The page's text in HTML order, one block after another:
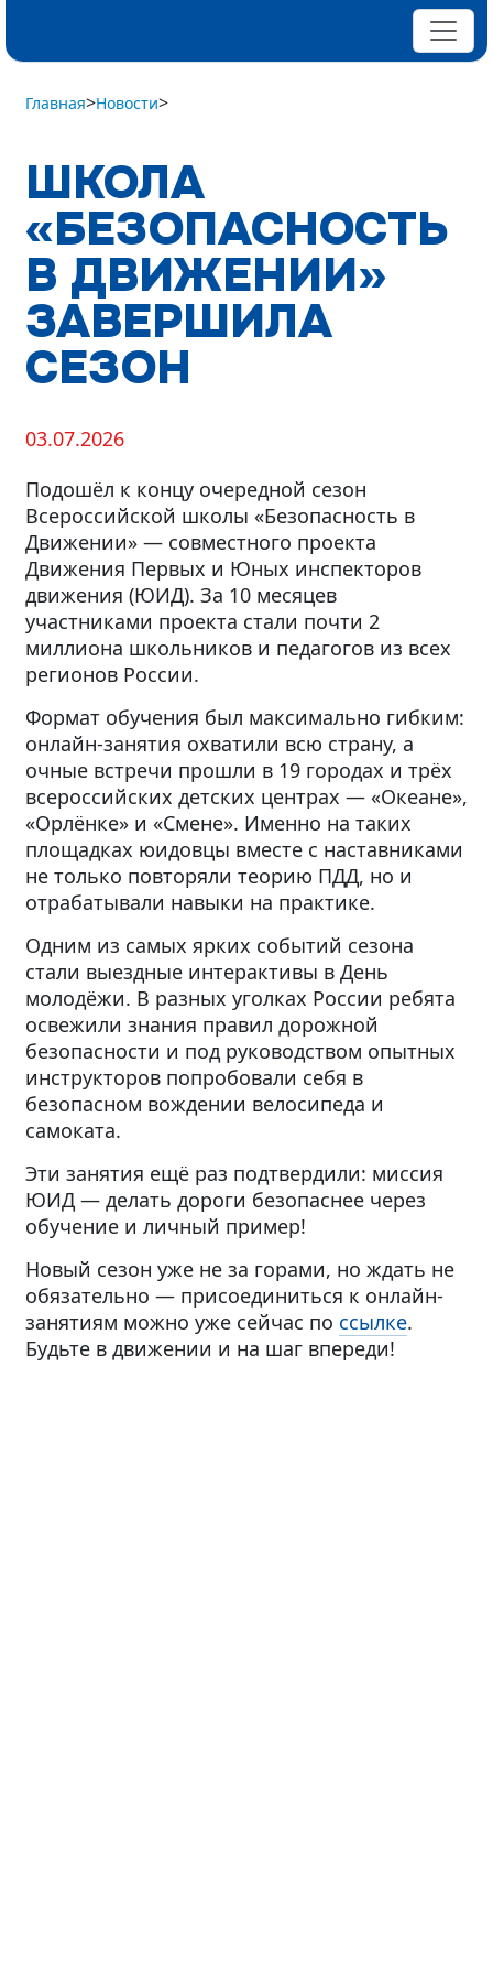
Главная>Новости>
ШКОЛА
«БЕЗОПАСНОСТЬ
В ДВИЖЕНИИ»
ЗАВЕРШИЛА
СЕЗОН
03.07.2026
Подошёл к концу очередной сезон
Всероссийской школы «Безопасность в
Движении» — совместного проекта
Движения Первых и Юных инспекторов
движения (ЮИД). За 10 месяцев
участниками проекта стали почти 2
миллиона школьников и педагогов из всех
регионов России.
Формат обучения был максимально гибким:
онлайн-занятия охватили всю страну, а
очные встречи прошли в 19 городах и трёх
всероссийских детских центрах — «Океане»,
«Орлёнке» и «Смене». Именно на таких
площадках юидовцы вместе с наставниками
не только повторяли теорию ПДД, но и
отрабатывали навыки на практике.
Одним из самых ярких событий сезона
стали выездные интерактивы в День
молодёжи. В разных уголках России ребята
освежили знания правил дорожной
безопасности и под руководством опытных
инструкторов попробовали себя в
безопасном вождении велосипеда и
самоката.
Эти занятия ещё раз подтвердили: миссия
ЮИД — делать дороги безопаснее через
обучение и личный пример!
Новый сезон уже не за горами, но ждать не
обязательно — присоединиться к онлайн-
занятиям можно уже сейчас по ссылке.
Будьте в движении и на шаг впереди!